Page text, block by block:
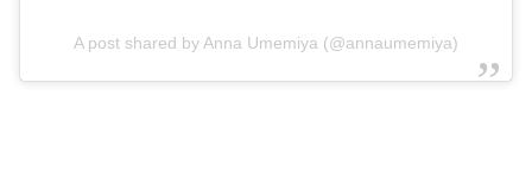
A post shared by Anna Umemiya (@annaumemiya)